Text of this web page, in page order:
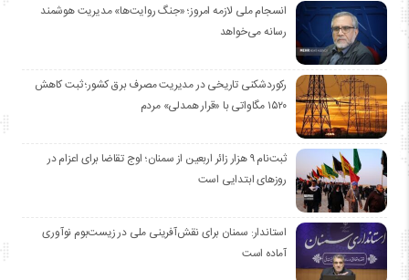
انسجام ملی لازمه امروز؛ «جنگ روایت‌ها» مدیریت هوشمند
رسانه می‌خواهد
رکوردشکنی تاریخی در مدیریت مصرف برق کشور؛ ثبت کاهش
۱۵۲۰ مگاواتی با «قرار همدلی» مردم
ثبت‌نام ۹ هزار زائر اربعین از سمنان؛ اوج تقاضا برای اعزام در
روزهای ابتدایی است
استاندار: سمنان برای نقش‌آفرینی ملی در زیست‌بوم نوآوری
آماده است